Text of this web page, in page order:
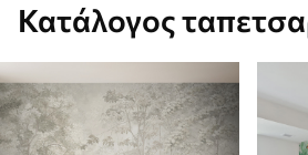
Κατάλογος